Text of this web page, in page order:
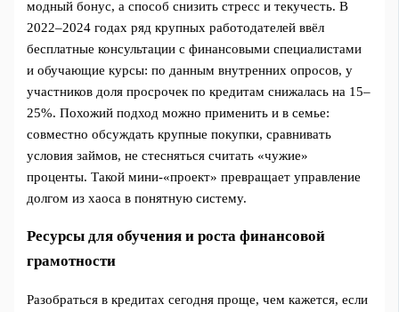
модный бонус, а способ снизить стресс и текучесть. В
2022–2024 годах ряд крупных работодателей ввёл
бесплатные консультации с финансовыми специалистами
и обучающие курсы: по данным внутренних опросов, у
участников доля просрочек по кредитам снижалась на 15–
25%. Похожий подход можно применить и в семье:
совместно обсуждать крупные покупки, сравнивать
условия займов, не стесняться считать «чужие»
проценты. Такой мини‑«проект» превращает управление
долгом из хаоса в понятную систему.
Ресурсы для обучения и роста финансовой
грамотности
Разобраться в кредитах сегодня проще, чем кажется, если